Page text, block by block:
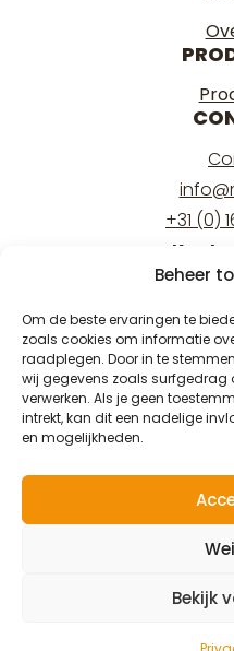
Beheer
Om de beste ervaringen te
zoals cookies om informatie
raadplegen. Door in te
wij gegevens zoals surfgedrag
verwerken. Als je geen
intrekt, kan dit een nadelige
en mogelijkheden.
Bekijk
+31 (0)
5126
5126
©